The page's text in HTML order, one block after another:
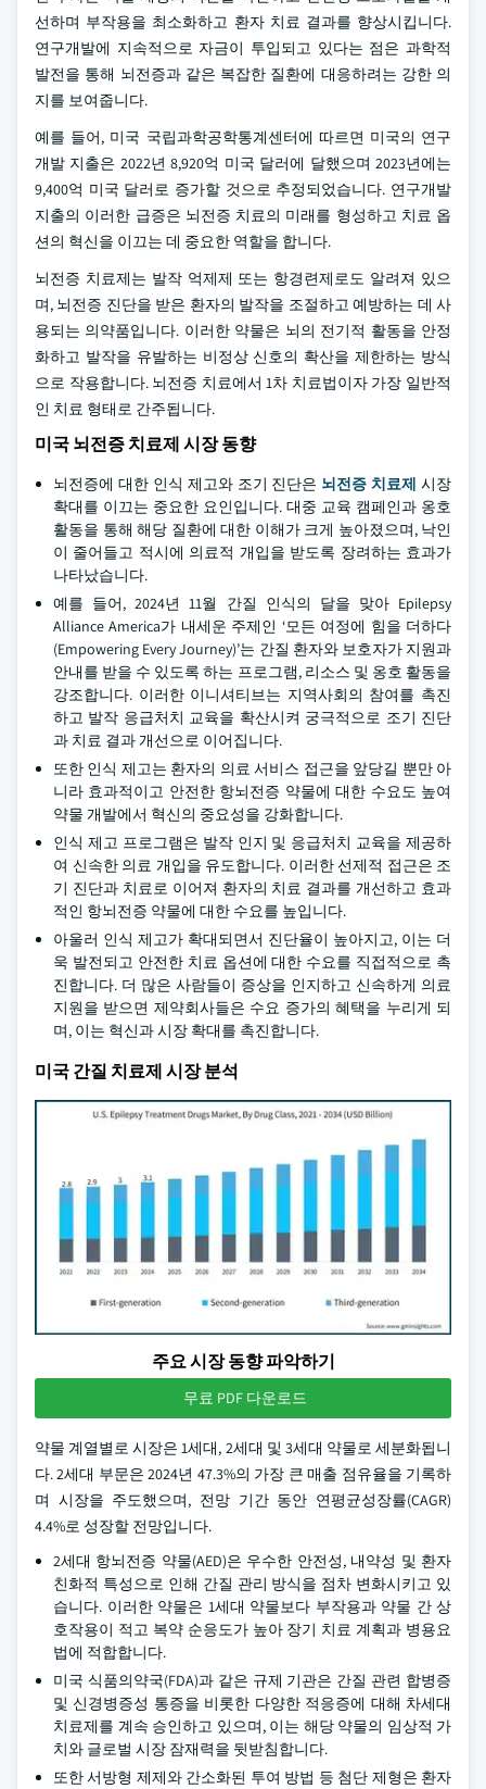
선하며 부작용을 최소화하고 환자 치료 결과를 향상시킵니다.
연구개발에 지속적으로 자금이 투입되고 있다는 점은 과학적
발전을 통해 뇌전증과 같은 복잡한 질환에 대응하려는 강한 의
지를 보여줍니다.
예를 들어, 미국 국립과학공학통계센터에 따르면 미국의 연구
개발 지출은 2022년 8,920억 미국 달러에 달했으며 2023년에는
9,400억 미국 달러로 증가할 것으로 추정되었습니다. 연구개발
지출의 이러한 급증은 뇌전증 치료의 미래를 형성하고 치료 옵
션의 혁신을 이끄는 데 중요한 역할을 합니다.
뇌전증 치료제는 발작 억제제 또는 항경련제로도 알려져 있으
며, 뇌전증 진단을 받은 환자의 발작을 조절하고 예방하는 데 사
용되는 의약품입니다. 이러한 약물은 뇌의 전기적 활동을 안정
화하고 발작을 유발하는 비정상 신호의 확산을 제한하는 방식
으로 작용합니다. 뇌전증 치료에서 1차 치료법이자 가장 일반적
인 치료 형태로 간주됩니다.
미국 뇌전증 치료제 시장 동향
뇌전증에 대한 인식 제고와 조기 진단은 뇌전증 치료제 시장
확대를 이끄는 중요한 요인입니다. 대중 교육 캠페인과 옹호
활동을 통해 해당 질환에 대한 이해가 크게 높아졌으며, 낙인
이 줄어들고 적시에 의료적 개입을 받도록 장려하는 효과가
나타났습니다.
예를 들어, 2024년 11월 간질 인식의 달을 맞아 Epilepsy
Alliance America가 내세운 주제인 ‘모든 여정에 힘을 더하다
(Empowering Every Journey)’는 간질 환자와 보호자가 지원과
안내를 받을 수 있도록 하는 프로그램, 리소스 및 옹호 활동을
강조합니다. 이러한 이니셔티브는 지역사회의 참여를 촉진
하고 발작 응급처치 교육을 확산시켜 궁극적으로 조기 진단
과 치료 결과 개선으로 이어집니다.
또한 인식 제고는 환자의 의료 서비스 접근을 앞당길 뿐만 아
니라 효과적이고 안전한 항뇌전증 약물에 대한 수요도 높여
약물 개발에서 혁신의 중요성을 강화합니다.
인식 제고 프로그램은 발작 인지 및 응급처치 교육을 제공하
여 신속한 의료 개입을 유도합니다. 이러한 선제적 접근은 조
기 진단과 치료로 이어져 환자의 치료 결과를 개선하고 효과
적인 항뇌전증 약물에 대한 수요를 높입니다.
아울러 인식 제고가 확대되면서 진단율이 높아지고, 이는 더
욱 발전되고 안전한 치료 옵션에 대한 수요를 직접적으로 촉
진합니다. 더 많은 사람들이 증상을 인지하고 신속하게 의료
지원을 받으면 제약회사들은 수요 증가의 혜택을 누리게 되
며, 이는 혁신과 시장 확대를 촉진합니다.
미국 간질 치료제 시장 분석
주요 시장 동향 파악하기
무료 PDF 다운로드
약물 계열별로 시장은 1세대, 2세대 및 3세대 약물로 세분화됩니
다. 2세대 부문은 2024년 47.3%의 가장 큰 매출 점유율을 기록하
며 시장을 주도했으며, 전망 기간 동안 연평균성장률(CAGR)
4.4%로 성장할 전망입니다.
2세대 항뇌전증 약물(AED)은 우수한 안전성, 내약성 및 환자
친화적 특성으로 인해 간질 관리 방식을 점차 변화시키고 있
습니다. 이러한 약물은 1세대 약물보다 부작용과 약물 간 상
호작용이 적고 복약 순응도가 높아 장기 치료 계획과 병용요
법에 적합합니다.
미국 식품의약국(FDA)과 같은 규제 기관은 간질 관련 합병증
및 신경병증성 통증을 비롯한 다양한 적응증에 대해 차세대
치료제를 계속 승인하고 있으며, 이는 해당 약물의 임상적 가
치와 글로벌 시장 잠재력을 뒷받침합니다.
또한 서방형 제제와 간소화된 투여 방법 등 첨단 제형은 환자